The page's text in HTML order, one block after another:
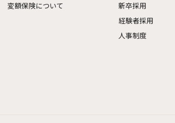
変額保険について
新卒採用
経験者採用
人事制度